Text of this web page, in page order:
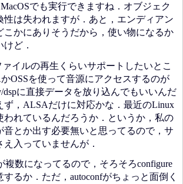
でも実行できますね．オブジェク
性は失われますが．あと，エンディアン
こかにありそうだから，使い物になるか
ど．
イルの再生くらいサポートしたいとこ
OSSを使って音源にアクセスするのが
dspに直接データを放り込んでもいいんだ
ず，ALSAだけに対応かな．最近のLinux
われているんだろうか．というか，私の
音とか出す必要無いと思ってるので，サ
入っていませんが．
複数になってるので，そろそろconfigure
るか．ただ，autoconfがちょっと面倒く